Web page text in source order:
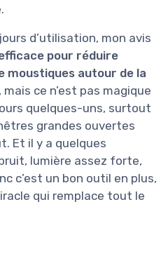
d’utilisation, mon avis
pour réduire
moustiques autour de la
, mais ce n’est pas magique
quelques-uns, surtout
grandes ouvertes
Et il y a quelques
lumière assez forte,
c’est un bon outil en plus,
qui remplace tout le